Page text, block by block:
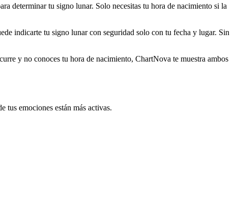
determinar tu signo lunar. Solo necesitas tu hora de nacimiento si la
indicarte tu signo lunar con seguridad solo con tu fecha y lugar. Sin
y no conoces tu hora de nacimiento, ChartNova te muestra ambos
tus emociones están más activas.